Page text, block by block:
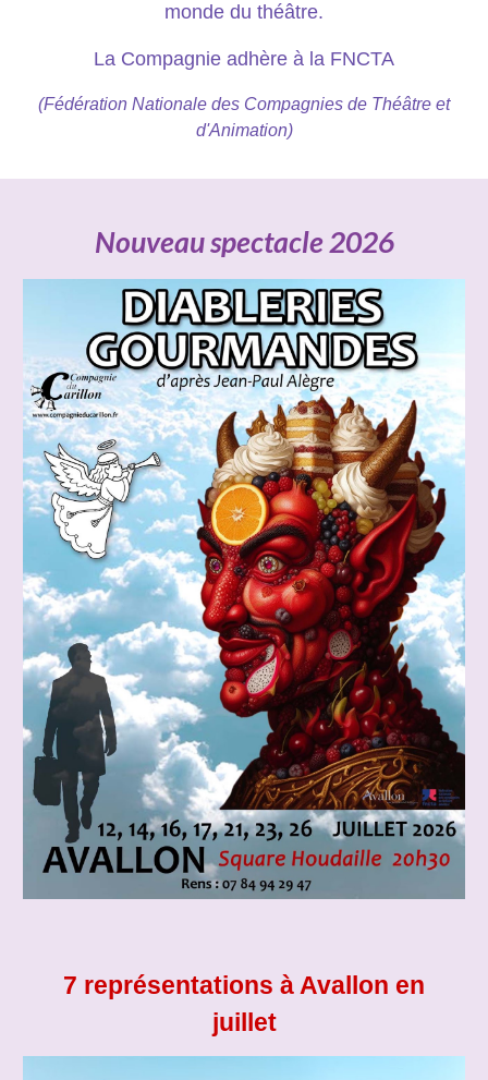
monde du théâtre.
La Compagnie adhère à la FNCTA
(Fédération Nationale des Compagnies de Théâtre et
d'Animation)
Nouveau spectacle 2026
7 représentations à Avallon en
juillet